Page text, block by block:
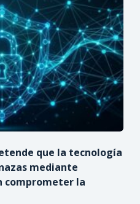
que la tecnología
mediante
la